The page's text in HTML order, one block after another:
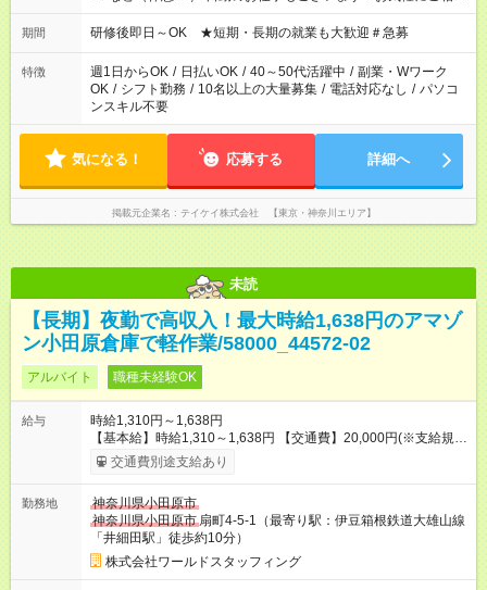
ください！
期間 研修後即日～OK ★短期・長期の就業も大歓迎＃急募
特徴 週1日からOK / 日払いOK / 40～50代活躍中 / 副業・Wワーク
OK / シフト勤務 / 10名以上の大量募集 / 電話対応なし / パソコ
ンスキル不要
気になる！ 応募する 詳細へ
掲載元企業名 テイケイ株式会社 【東京・神奈川エリア】
未読
【長期】夜勤で高収入！最大時給1,638円のアマゾ
ン小田原倉庫で軽作業/58000_44572-02
アルバイト 職種未経験OK
給与
時給1,310円～1,638円
【基本給】時給1,310～1,638円 【交通費】20,000円(※支給規定
あり) ★日払いOK！(給与速払いサービス) 毎週火・金曜日に受取
可能(※規定有) PC・携帯・スマホから申請→指定口座に振込み♪
用期間あり 試用期間の長さ：2週間 雇用形態、給与は本採用時
と同じです。
交通費別途支給あり
勤務地
神奈川県小田原市
神奈川県小田原市 扇町4-5-1（最寄り駅：伊豆箱根鉄道大雄山線
「井細田駅」徒歩約10分）
株式会社ワールドスタッフィング